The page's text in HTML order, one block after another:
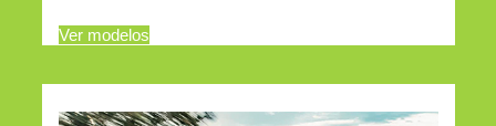
Ver modelos